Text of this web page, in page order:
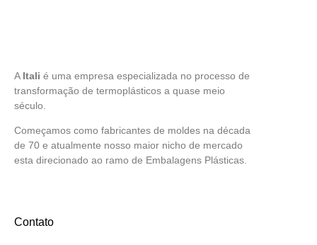
A Itali é uma empresa especializada no processo de
transformação de termoplásticos a quase meio
século.
Começamos como fabricantes de moldes na década
de 70 e atualmente nosso maior nicho de mercado
esta direcionado ao ramo de Embalagens Plásticas.
Contato